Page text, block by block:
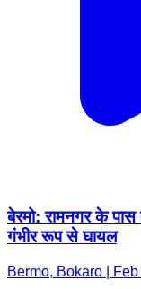
बेरमो: रामनगर के
गंभीर रूप से घायल
Bermo, Bokaro |